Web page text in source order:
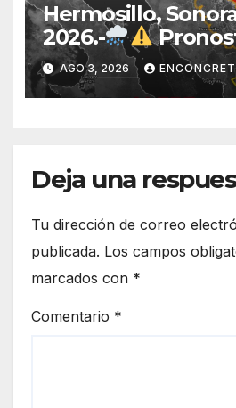
Hermosillo,
2026.-
para Hermosillo
norte de Sonora
mayor potencial
AGO 3, 2026
Deja una
Tu dirección de correo
publicada. Los campos
marcados con *
Comentario *